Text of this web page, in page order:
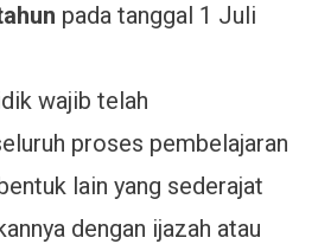
pada tanggal 1 Juli
wajib telah
proses pembelajaran
lain yang sederajat
dengan ijazah atau